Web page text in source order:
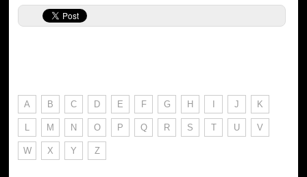
A B C D E F G H I J K
L M N O P Q R S T U V
W X Y Z